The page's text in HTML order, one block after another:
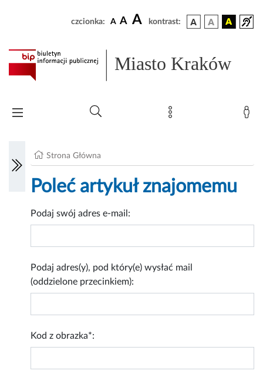
czcionka: A A A kontrast:
Miasto Kraków
Strona Główna
Poleć artykuł znajomemu
Podaj swój adres e-mail:
Podaj adres(y), pod który(e) wysłać mail
(oddzielone przecinkiem):
Kod z obrazka*: